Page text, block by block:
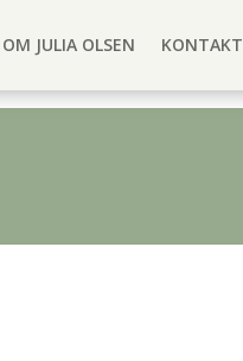
OM JULIA OLSEN KONTAKT